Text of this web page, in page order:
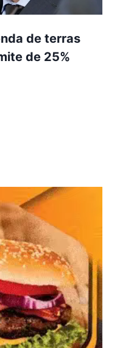
de terras
de 25%